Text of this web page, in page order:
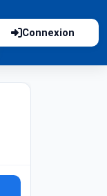
Connexion